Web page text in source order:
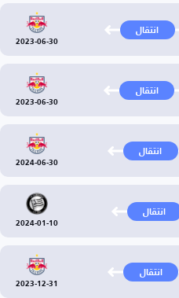
انتقال
2023-06-30
انتقال
2023-06-30
انتقال
2024-06-30
انتقال
2024-01-10
انتقال
2023-12-31